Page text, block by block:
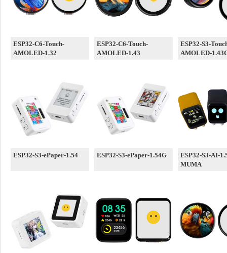
ESP32-C6-Touch-
AMOLED-1.32
ESP32-C6-Touch-
AMOLED-1.43
ESP32-S3-
AMOLED-
ESP32-S3-ePaper-1.54 ESP32-S3-ePaper-1.54G
ESP32-S3-AI-
MUMA